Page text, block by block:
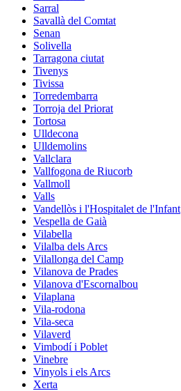
Sarral
Savallà del Comtat
Senan
Solivella
Tarragona ciutat
Tivenys
Tivissa
Torredembarra
Torroja del Priorat
Tortosa
Ulldecona
Ulldemolins
Vallclara
Vallfogona de Riucorb
Vallmoll
Valls
Vandellòs i l'Hospitalet de l'Infant
Vespella de Gaià
Vilabella
Vilalba dels Arcs
Vilallonga del Camp
Vilanova de Prades
Vilanova d'Escornalbou
Vilaplana
Vila-rodona
Vila-seca
Vilaverd
Vimbodí i Poblet
Vinebre
Vinyols i els Arcs
Xerta